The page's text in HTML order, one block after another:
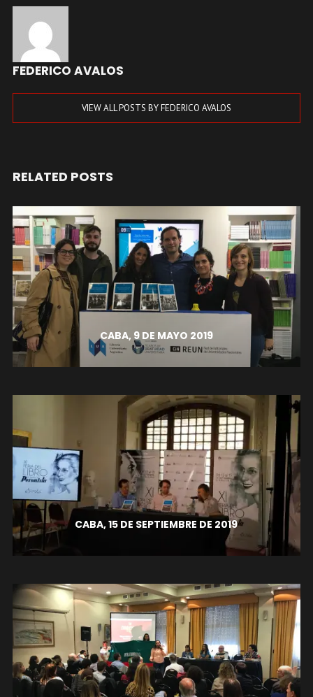
FEDERICO AVALOS
VIEW ALL POSTS BY FEDERICO AVALOS
RELATED POSTS
CABA, 9 DE MAYO 2019
CABA, 15 DE SEPTIEMBRE DE 2019